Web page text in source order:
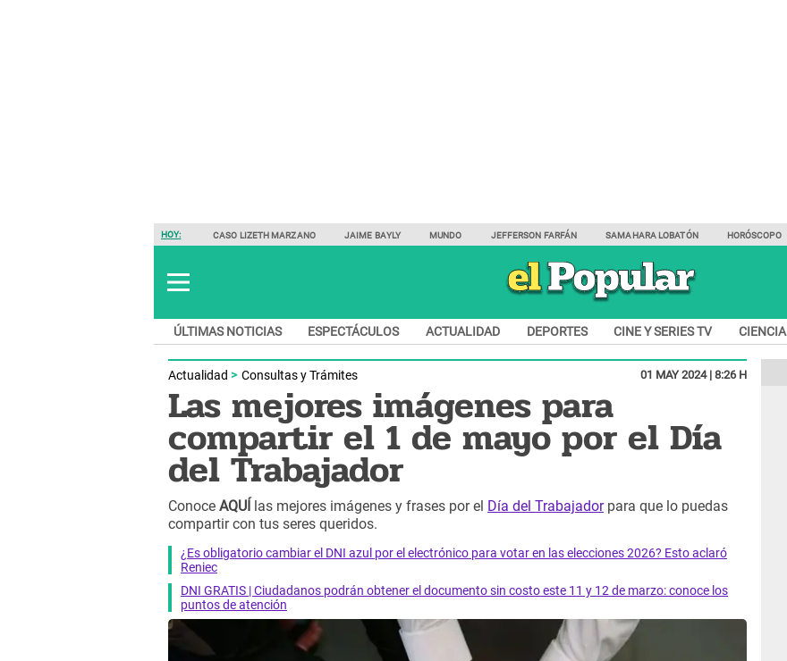
HOY: CASO LIZETH MARZANO JAIME BAYLY MUNDO JEFFERSON FARFÁN SAMAHARA LOBATÓN HORÓSCOPO
ÚLTIMAS NOTICIAS ESPECTÁCULOS ACTUALIDAD DEPORTES CINE Y SERIES TV CIENCIA
Actualidad Consultas y Trámites 01 MAY 2024 | 8:26 H
Las mejores imágenes para
compartir el 1 de mayo por el Día
del Trabajador
Conoce AQUÍ las mejores imágenes y frases por el Día del Trabajadorpara que lo puedas
compartir con tus seres queridos.
¿Es obligatorio cambiar el DNI azul por el electrónico para votar en las elecciones 2026? Esto aclaró
Reniec
DNI GRATIS | Ciudadanos podrán obtener el documento sin costo este 11 y 12 de marzo: conoce los
puntos de atención